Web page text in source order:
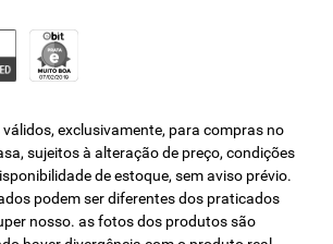
exclusivamente, para compras no
sujeitos à alteração de preço, condições
de estoque, sem aviso prévio.
podem ser diferentes dos praticados
nosso. as fotos dos produtos são